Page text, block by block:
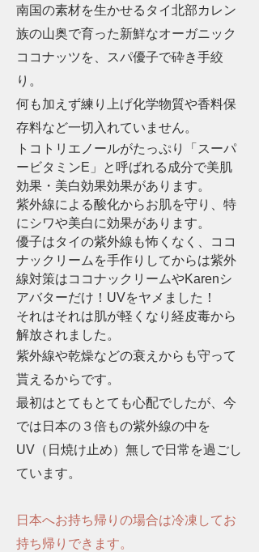
南国の素材を生かせるタイ北部カレン
族の山奥で育った新鮮なオーガニック
ココナッツを、スパ優子で砕き手絞
り。
何も加えず練り上げ化学物質や香料保
存料など一切入れていません。
トコトリエノールがたっぷり「スーパ
ービタミンE」と呼ばれる成分で美肌
効果・美白効果効果があります。
紫外線による酸化からお肌を守り、特
にシワや美白に効果があります。
優子はタイの紫外線も怖くなく、ココ
ナックリームを手作りしてからは紫外
線対策はココナックリームやKarenシ
アバターだけ！UVをヤメました！
それはそれは肌が軽くなり経皮毒から
解放されました。
紫外線や乾燥などの衰えからも守って
貰えるからです。
最初はとてもとても心配でしたが、今
では日本の３倍もの紫外線の中を
UV（日焼け止め）無しで日常を過ごし
ています。
日本へお持ち帰りの場合は冷凍してお
持ち帰りできます。